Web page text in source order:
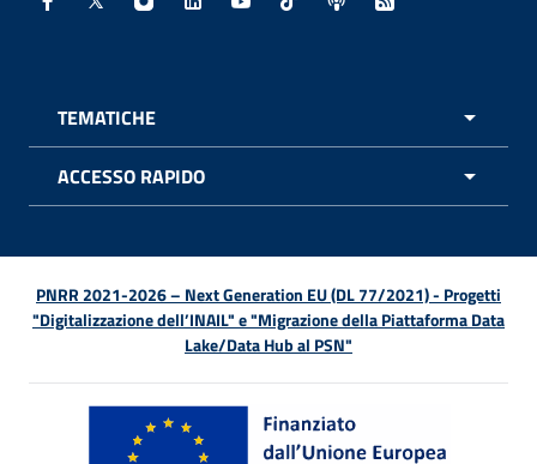
Facebook - Sito esterno - Apertura in nuova finestra
X - Sito esterno - Apertura in nuova finestra
Instagram - Sito esterno - Apertura in
Linkedin - Sito esterno - Apertura in
Youtube - Sito esterno -
TikTok - Sito esterno -
Spreaker - Sito
Feed RSS -
TEMATICHE
ACCESSO RAPIDO
PNRR 2021-2026 – Next Generation EU (DL 77/2021) - Progetti
"Digitalizzazione dell’INAIL" e "Migrazione della Piattaforma Data
Lake/Data Hub al PSN"